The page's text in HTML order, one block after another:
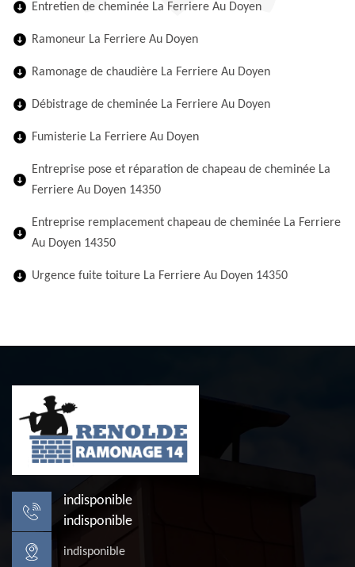
Entretien de cheminée La Ferriere Au Doyen
Ramoneur La Ferriere Au Doyen
Ramonage de chaudière La Ferriere Au Doyen
Débistrage de cheminée La Ferriere Au Doyen
Fumisterie La Ferriere Au Doyen
Entreprise pose et réparation de chapeau de cheminée La
Ferriere Au Doyen 14350
Entreprise remplacement chapeau de cheminée La Ferriere
Au Doyen 14350
Urgence fuite toiture La Ferriere Au Doyen 14350
indisponible
indisponible
indisponible